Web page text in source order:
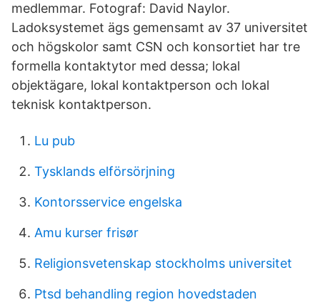
medlemmar. Fotograf: David Naylor.
Ladoksystemet ägs gemensamt av 37 universitet
och högskolor samt CSN och konsortiet har tre
formella kontaktytor med dessa; lokal
objektägare, lokal kontaktperson och lokal
teknisk kontaktperson.
Lu pub
Tysklands elförsörjning
Kontorsservice engelska
Amu kurser frisør
Religionsvetenskap stockholms universitet
Ptsd behandling region hovedstaden